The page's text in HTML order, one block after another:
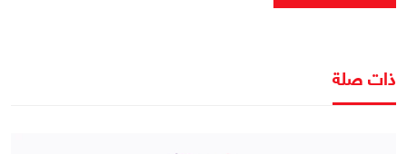
ذات صلة